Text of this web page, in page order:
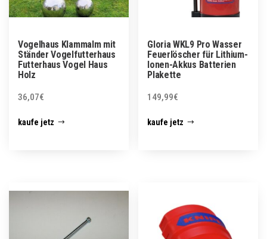
Vogelhaus Klammalm mit
Ständer Vogelfutterhaus
Futterhaus Vogel Haus
Holz
36,07€
kaufe jetz
Gloria WKL9 Pro Wasser
Feuerlöscher für Lithium-
Ionen-Akkus Batterien
Plakette
149,99€
kaufe jetz